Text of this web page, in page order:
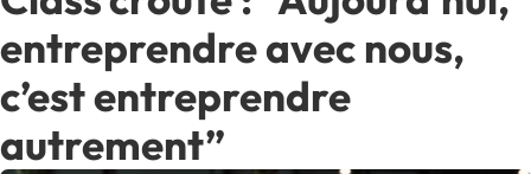
entreprendre avec nous,
c’est entreprendre
autrement”